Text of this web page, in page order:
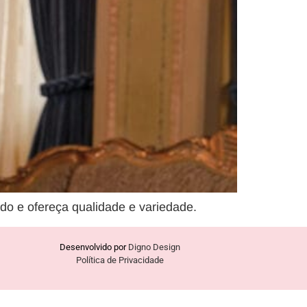
e ofereça qualidade e variedade.
Desenvolvido por Digno Design
Política de Privacidade